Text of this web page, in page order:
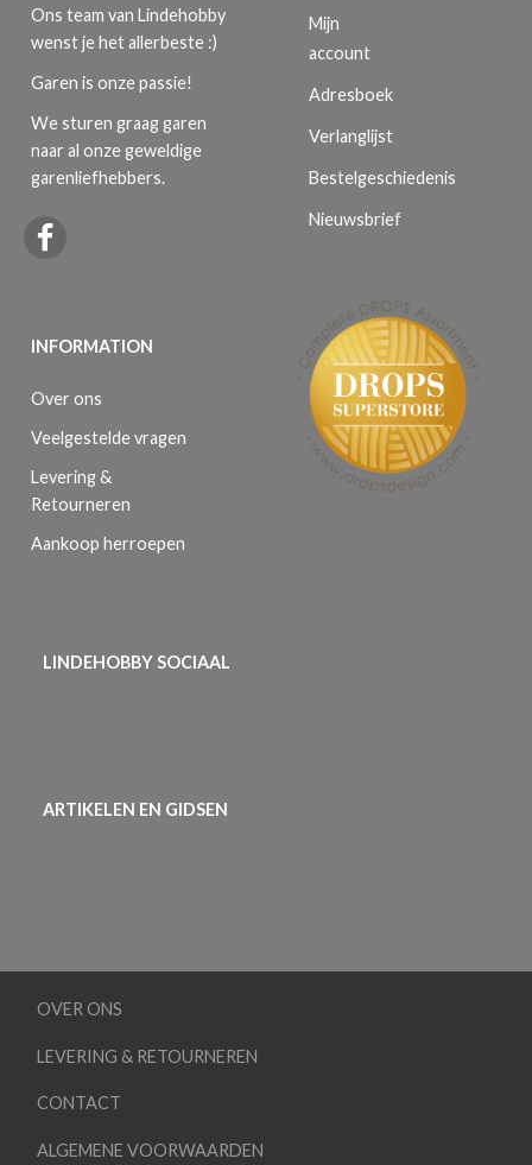
Ons team van Lindehobby
wenst je het allerbeste :)
Garen is onze passie!
We sturen graag garen
naar al onze geweldige
garenliefhebbers.
INFORMATION
Over ons
Veelgestelde vragen
Levering &
Retourneren
Aankoop herroepen
Mijn
account
Adresboek
Verlanglijst
Bestelgeschiedenis
Nieuwsbrief
LINDEHOBBY SOCIAAL
ARTIKELEN EN GIDSEN
OVER ONS
LEVERING & RETOURNEREN
CONTACT
ALGEMENE VOORWAARDEN